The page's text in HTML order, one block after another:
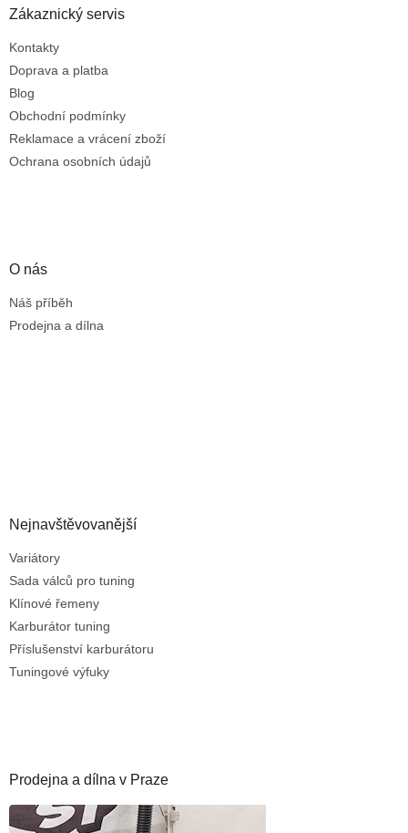
Zákaznický servis
Kontakty
Doprava a platba
Blog
Obchodní podmínky
Reklamace a vrácení zboží
Ochrana osobních údajů
O nás
Náš příběh
Prodejna a dílna
Nejnavštěvovanější
Variátory
Sada válců pro tuning
Klínové řemeny
Karburátor tuning
Příslušenství karburátoru
Tuningové výfuky
Prodejna a dílna v Praze